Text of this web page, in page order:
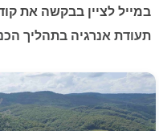
במייל לציין בבקשה את קוד
תעודת אנרגיה בתהליך